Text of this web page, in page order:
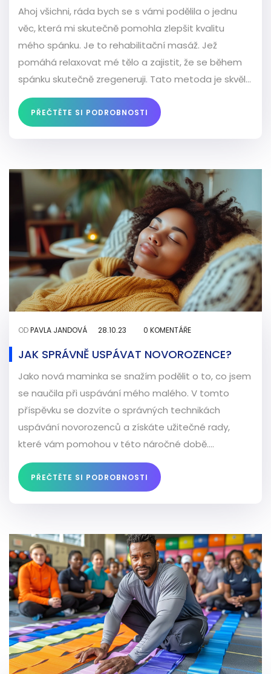
Ahoj všichni, ráda bych se s vámi podělila o jednu
věc, která mi skutečně pomohla zlepšit kvalitu
mého spánku. Je to rehabilitační masáž. Jež
pomáhá relaxovat mé tělo a zajistit, že se během
spánku skutečně zregeneruji. Tato metoda je skvělá
nejen pro zlepšení spánku, ale také pro celkovou
relaxaci a obnovu energie. Skutečně doporučuji
vyzkoušet!
PŘEČTĚTE SI PODROBNOSTI
ODPAVLA JANDOVÁ 28.10.23 0 KOMENTÁŘE
JAK SPRÁVNĚ USPÁVAT NOVOROZENCE?
Jako nová maminka se snažím podělit o to, co jsem
se naučila při uspávání mého malého. V tomto
příspěvku se dozvíte o správných technikách
uspávání novorozenců a získáte užitečné rady,
které vám pomohou v této náročné době.
Uspořádala jsem všechny informace, triky a tipy,
které jsem se naučila, a doufám, že to bude
užitečné pro všechny nové rodiče. Ráda vám
PŘEČTĚTE SI PODROBNOSTI